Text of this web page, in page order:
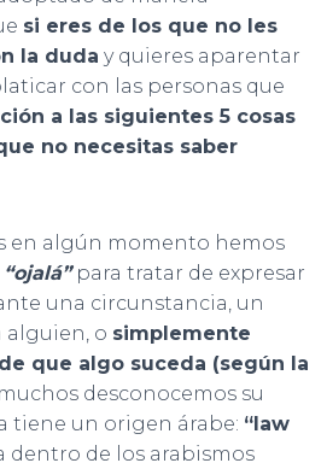
si eres de los que no les
la duda y quieres aparentar
con las personas que
a las siguientes 5 cosas
no necesitas saber
en algún momento hemos
“ojalá”para tratar de expresar
una circunstancia, un
alguien, o simplemente
que algo suceda (según la
desconocemos su
tiene un origen árabe: “law
dentro de los arabismos